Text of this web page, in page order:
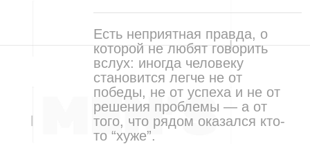
Есть неприятная правда, о
которой не любят говорить
вслух: иногда человеку
становится легче не от
победы, не от успеха и не от
решения проблемы — а от
того, что рядом оказался кто-
то “хуже”.